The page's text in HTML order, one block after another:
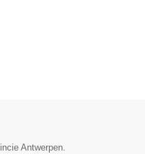
Antwerpen.